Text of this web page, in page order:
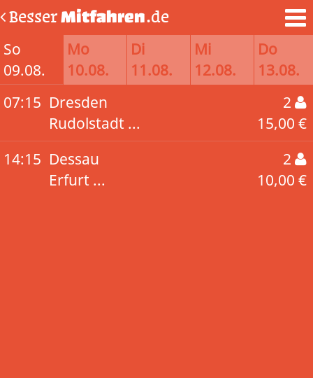
BesserMitfahren.de
So
09.08.
Mo
10.08.
Di
11.08.
Mi
12.08.
Do
13.08.
07:15 Dresden
Rudolstadt ...
2
15,00 €
14:15 Dessau
Erfurt ...
2
10,00 €